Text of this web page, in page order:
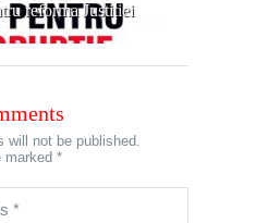
reforma Justiției
will not be published.
marked *